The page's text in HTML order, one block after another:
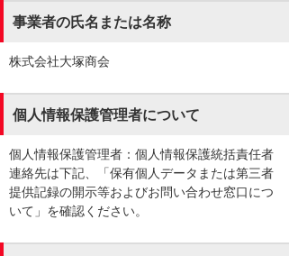
事業者の氏名または名称
株式会社大塚商会
個人情報保護管理者について
個人情報保護管理者：個人情報保護統括責任者
連絡先は下記、「保有個人データまたは第三者
提供記録の開示等およびお問い合わせ窓口につ
いて」を確認ください。